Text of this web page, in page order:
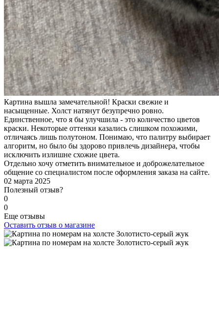
Картина вышла замечательной! Краски свежие и
насыщенные. Холст натянут безупречно ровно.
Единственное, что я бы улучшила - это количество цветов
краски. Некоторые оттенки казались слишком похожими,
отличаясь лишь полутоном. Понимаю, что палитру выбирает
алгоритм, но было бы здорово привлечь дизайнера, чтобы
исключить излишне схожие цвета.
Отдельно хочу отметить внимательное и доброжелательное
общение со специалистом после оформления заказа на сайте.
02 марта 2025
Полезный отзыв?
0
0
Еще отзывы
Оставить отзыв о магазине